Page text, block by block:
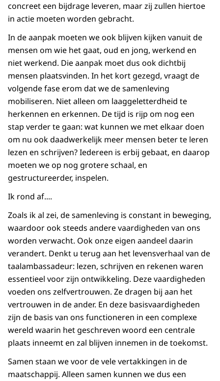
concreet een bijdrage leveren, maar zij zullen hiertoe
in actie moeten worden gebracht.
In de aanpak moeten we ook blijven kijken vanuit de
mensen om wie het gaat, oud en jong, werkend en
niet werkend. Die aanpak moet dus ook dichtbij
mensen plaatsvinden. In het kort gezegd, vraagt de
volgende fase erom dat we de samenleving
mobiliseren. Niet alleen om laaggeletterdheid te
herkennen en erkennen. De tijd is rijp om nog een
stap verder te gaan: wat kunnen we met elkaar doen
om nu ook daadwerkelijk meer mensen beter te leren
lezen en schrijven? Iedereen is erbij gebaat, en daarop
moeten we op nog grotere schaal, en
gestructureerder, inspelen.
Ik rond af....
Zoals ik al zei, de samenleving is constant in beweging,
waardoor ook steeds andere vaardigheden van ons
worden verwacht. Ook onze eigen aandeel daarin
verandert. Denkt u terug aan het levensverhaal van de
taalambassadeur: lezen, schrijven en rekenen waren
essentieel voor zijn ontwikkeling. Deze vaardigheden
voeden ons zelfvertrouwen. Ze dragen bij aan het
vertrouwen in de ander. En deze basisvaardigheden
zijn de basis van ons functioneren in een complexe
wereld waarin het geschreven woord een centrale
plaats inneemt en zal blijven innemen in de toekomst.
Samen staan we voor de vele vertakkingen in de
maatschappij. Alleen samen kunnen we dus een